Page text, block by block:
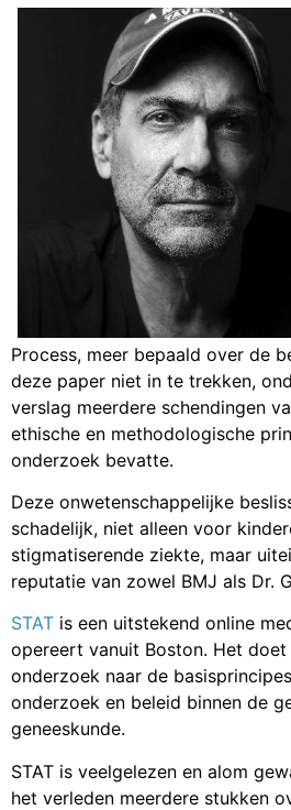
Process, meer bepaald over de
deze paper niet in te trekken,
verslag meerdere schendingen
ethische en methodologische
onderzoek bevatte.
Deze onwetenschappelijke
schadelijk, niet alleen voor
stigmatiserende ziekte, maar
reputatie van zowel BMJ als Dr.
STAT is een uitstekend online
opereert vanuit Boston. Het
onderzoek naar de
onderzoek en beleid binnen de
geneeskunde.
STAT is veelgelezen en alom
het verleden meerdere stukken